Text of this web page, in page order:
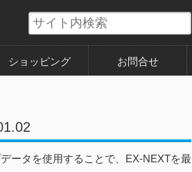
ショッピング お問合せ
ータを使用することで、EX-NEXTを最